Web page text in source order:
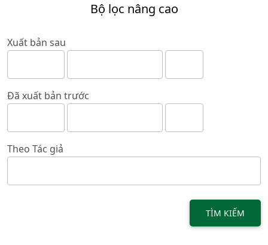
Bộ lọc nâng cao
Xuất bản sau
Đã xuất bản trước
Theo Tác giả
TÌM KIẾM